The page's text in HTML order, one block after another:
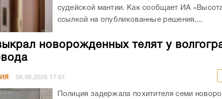
судейской мантии. Как сообщает ИА
ссылкой на опубликованные решения,...
новорожденных телят у
06.08.2026 17:01
Полиция задержала похитителя семи